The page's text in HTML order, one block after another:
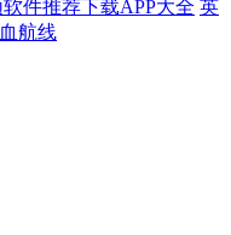
件推荐下载APP大全 英
航线